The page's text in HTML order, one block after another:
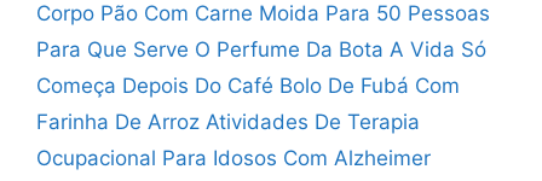
Corpo Pão Com Carne Moida Para 50 Pessoas
Para Que Serve O Perfume Da Bota A Vida Só
Começa Depois Do Café Bolo De Fubá Com
Farinha De Arroz Atividades De Terapia
Ocupacional Para Idosos Com Alzheimer